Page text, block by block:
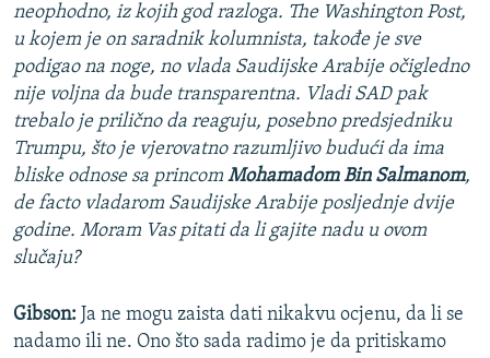
neophodno, iz kojih god razloga. The Washington Post,
u kojem je on saradnik kolumnista, takođe je sve
podigao na noge, no vlada Saudijske Arabije očigledno
nije voljna da bude transparentna. Vladi SAD pak
trebalo je prilično da reaguju, posebno predsjedniku
Trumpu, što je vjerovatno razumljivo budući da ima
bliske odnose sa princom Mohamadom Bin Salmanom,
de facto vladarom Saudijske Arabije posljednje dvije
godine. Moram Vas pitati da li gajite nadu u ovom
slučaju?
Gibson: Ja ne mogu zaista dati nikakvu ocjenu, da li se
nadamo ili ne. Ono što sada radimo je da pritiskamo